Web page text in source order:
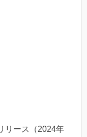
リース（2024年